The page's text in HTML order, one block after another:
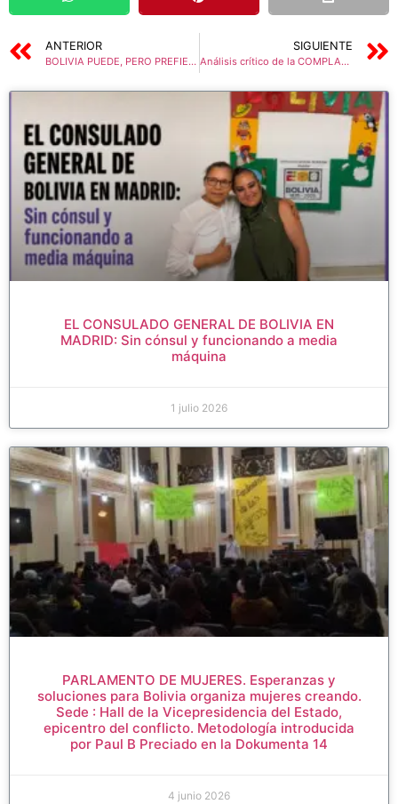
ANTERIOR
BOLIVIA PUEDE, PERO PREFIEREN MILITARIZAR A REALIZAR TESTS DE COVID-19/ ENTREVISTA CON NILA HEREDIA
SIGUIENTE
Análisis crítico de la COMPLACIENTE ENTREVISTA de ADRIANA GUTIERREZ al Ministro de Salud – MARCELO NAVAJAS
EL CONSULADO GENERAL DE BOLIVIA EN
MADRID: Sin cónsul y funcionando a media
máquina
1 julio 2026
PARLAMENTO DE MUJERES. Esperanzas y
soluciones para Bolivia organiza mujeres creando.
Sede : Hall de la Vicepresidencia del Estado,
epicentro del conflicto. Metodología introducida
por Paul B Preciado en la Dokumenta 14
4 junio 2026